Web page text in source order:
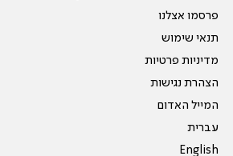
פרסמו אצלנו
תנאי שימוש
מדיניות פרטיות
הצהרת נגישות
המייל האדום
עברית
English